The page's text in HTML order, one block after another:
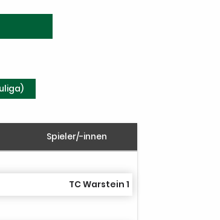
Spieler/-innen
TC Warstein 1